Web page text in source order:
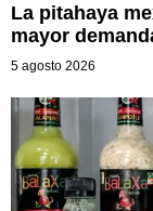
La pitahaya
mayor
5 agosto 2026